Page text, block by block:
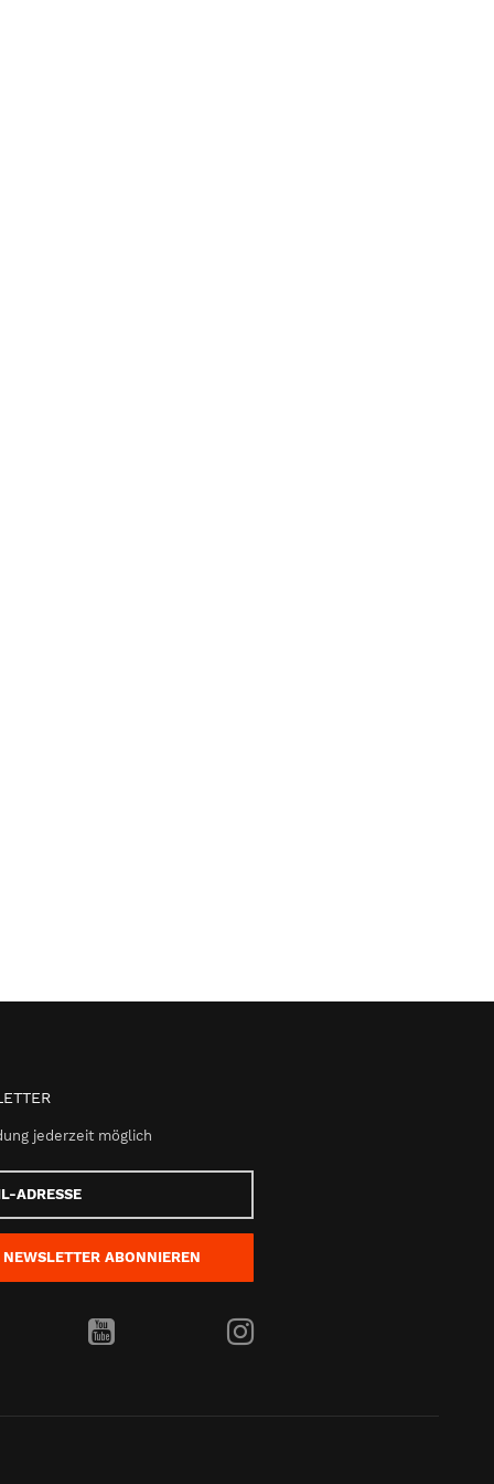
jederzeit möglich
NEWSLETTER ABONNIEREN